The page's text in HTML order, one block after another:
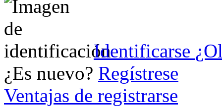
Identificarse
¿Es nuevo? Regístrese
Ventajas de registrarse